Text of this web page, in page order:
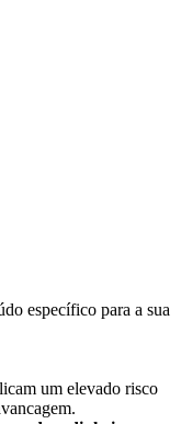
específico para a sua
um elevado risco